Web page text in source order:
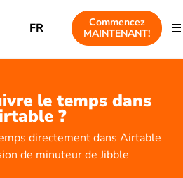
FR
Commencez
MAINTENANT!
le temps dans
?
directement dans Airtable
de minuteur de Jibble